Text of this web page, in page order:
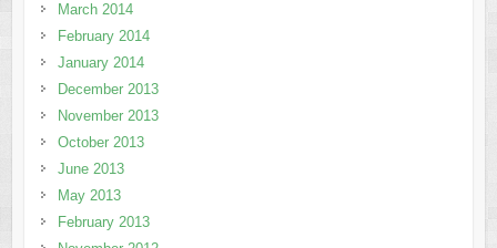
March 2014
February 2014
January 2014
December 2013
November 2013
October 2013
June 2013
May 2013
February 2013